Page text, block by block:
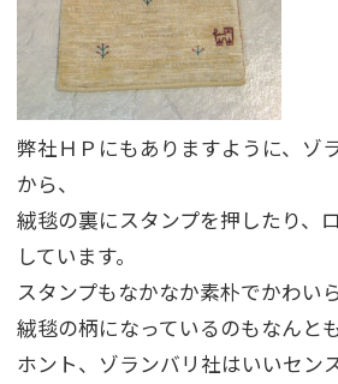
弊社ＨＰにもありますように、ゾ
から、
絨毯の裏にスタンプを押したり、
しています。
スタンプもなかなか素朴でかわい
絨毯の柄になっているのもなんと
ホント、ゾランバリ社はいいセン